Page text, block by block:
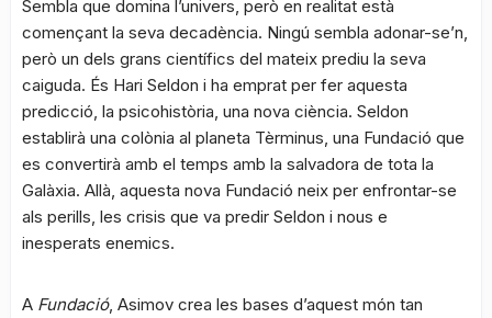
Sembla que domina l’univers, però en realitat està
començant la seva decadència. Ningú sembla adonar-se’n,
però un dels grans científics del mateix prediu la seva
caiguda. És Hari Seldon i ha emprat per fer aquesta
predicció, la psicohistòria, una nova ciència. Seldon
establirà una colònia al planeta Tèrminus, una Fundació que
es convertirà amb el temps amb la salvadora de tota la
Galàxia. Allà, aquesta nova Fundació neix per enfrontar-se
als perills, les crisis que va predir Seldon i nous e
inesperats enemics.
A Fundació, Asimov crea les bases d’aquest món tan